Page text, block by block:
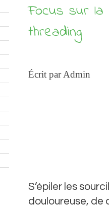
Focus sur la
threading
Écrit par Admin
S’épiler les
douloureuse, de